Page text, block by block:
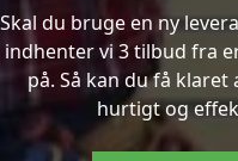
Skal du bruge en ny
indhenter vi 3 tilbud fra
på. Så kan du få
hurtigt og